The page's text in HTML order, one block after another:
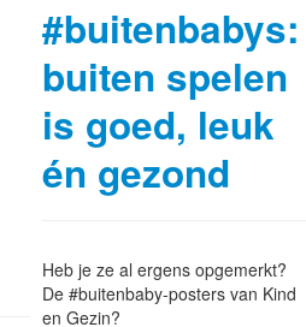
#buitenbabys:
buiten spelen
is goed, leuk
én gezond
Heb je ze al ergens opgemerkt?
De #buitenbaby-posters van Kind
en Gezin?